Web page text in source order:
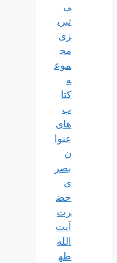
ی
تبری
زی
مج
موع
ه
کتا
ب
های
عنوا
ن
بصر
ی
حض
رت
آیت
الله
طه